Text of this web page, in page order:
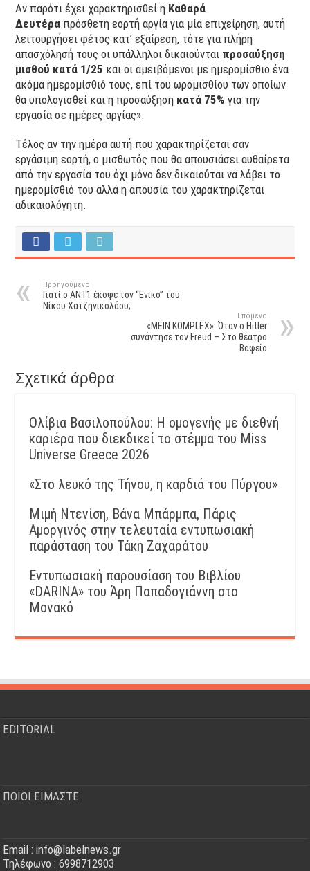
Αν παρότι έχει χαρακτηρισθεί η Καθαρά
Δευτέρα πρόσθετη εορτή αργία για μία επιχείρηση, αυτή
λειτουργήσει φέτος κατ’ εξαίρεση, τότε για πλήρη
απασχόλησή τους οι υπάλληλοι δικαιούνται προσαύξηση
μισθού κατά 1/25 και οι αμειβόμενοι με ημερομίσθιο ένα
ακόμα ημερομίσθιό τους, επί του ωρομισθίου των οποίων
θα υπολογισθεί και η προσαύξηση κατά 75% για την
εργασία σε ημέρες αργίας».
Τέλος αν την ημέρα αυτή που χαρακτηρίζεται σαν
εργάσιμη εορτή, ο μισθωτός που θα απουσιάσει αυθαίρετα
από την εργασία του όχι μόνο δεν δικαιούται να λάβει το
ημερομίσθιό του αλλά η απουσία του χαρακτηρίζεται
αδικαιολόγητη.
Προηγούμενο
Γιατί ο ΑΝΤ1 έκοψε τον “Ενικό” του
Νίκου Χατζηνικολάου;
Επόμενο
«MEIN KOMPLEX»: Όταν ο Hitler
συνάντησε τον Freud – Στο θέατρο
Βαφείο
Σχετικά άρθρα
Ολίβια Βασιλοπούλου: Η ομογενής με διεθνή
καριέρα που διεκδικεί το στέμμα του Miss
Universe Greece 2026
«Στο λευκό της Τήνου, η καρδιά του Πύργου»
Μιμή Ντενίση, Βάνα Μπάρμπα, Πάρις
Αμοργινός στην τελευταία εντυπωσιακή
παράσταση του Τάκη Ζαχαράτου
Εντυπωσιακή παρουσίαση του Βιβλίου
«DARINA» του Άρη Παπαδογιάννη στο
Μονακό
EDITORIAL
ΠΟΙΟΙ ΕΙΜΑΣΤΕ
Email : info@labelnews.gr
Τηλέφωνο : 6998712903